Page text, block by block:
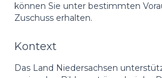
können Sie unter bestimmten
Zuschuss erhalten.
Kontext
Das Land Niedersachsen